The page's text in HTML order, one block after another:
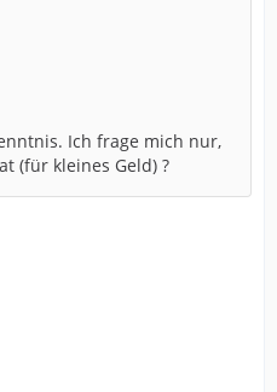
Ich frage mich nur,
(für kleines Geld) ?